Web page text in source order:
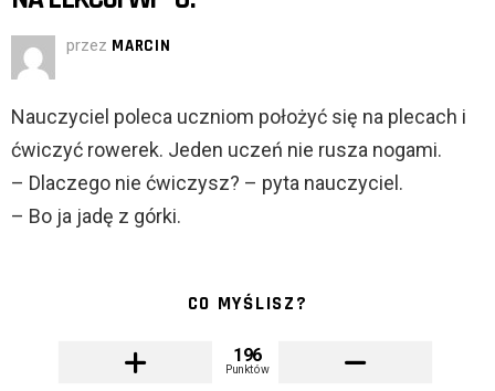
przez MARCIN
Nauczyciel poleca uczniom położyć się na plecach i
ćwiczyć rowerek. Jeden uczeń nie rusza nogami.
– Dlaczego nie ćwiczysz? – pyta nauczyciel.
– Bo ja jadę z górki.
CO MYŚLISZ?
196
Punktów